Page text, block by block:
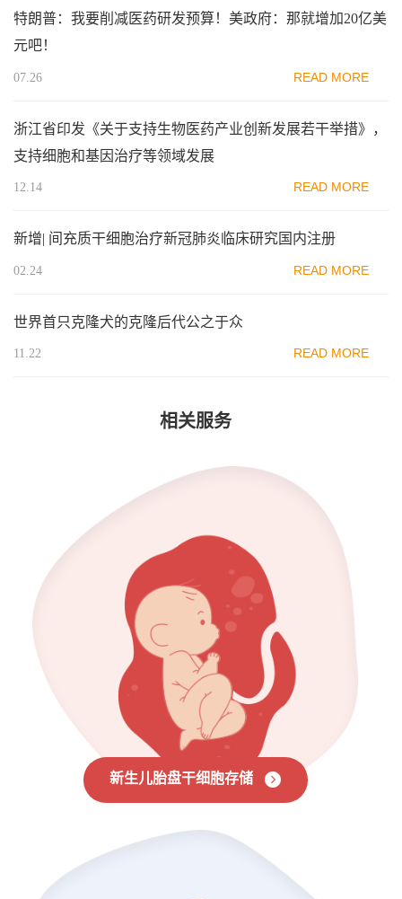
特朗普：我要削减医药研发预算！美政府：那就增加20亿美
元吧！
07.26 READ MORE
浙江省印发《关于支持生物医药产业创新发展若干举措》，
支持细胞和基因治疗等领域发展
12.14 READ MORE
新增| 间充质干细胞治疗新冠肺炎临床研究国内注册
02.24 READ MORE
世界首只克隆犬的克隆后代公之于众
11.22 READ MORE
相关服务
新生儿胎盘干细胞存储